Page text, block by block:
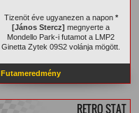
Tizenöt éve ugyanezen a napon *
[János Stercz] megnyerte a
Mondello Park-i futamot a LMP2
Ginetta Zytek 09S2 volánja mögött.
Futameredmény
RETRO STAT